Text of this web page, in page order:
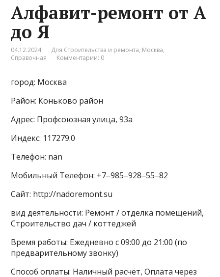
Алфавит-ремонт от А
до Я
04.12.2024 Для Строительства и ремонта, Москва,
Справочная
Комментарии: 0
город: Москва
Район: Коньково район
Адрес: Профсоюзная улица, 93а
Индекс: 117279.0
Телефон: nan
Мобильный Телефон: +7‒985‒928‒55‒82
Сайт: http://nadoremont.su
вид деятельности: Ремонт / отделка помещений,
Строительство дач / коттеджей
Время работы: Ежедневно с 09:00 до 21:00 (по
предварительному звонку)
Способ оплаты: Наличный расчёт, Оплата через